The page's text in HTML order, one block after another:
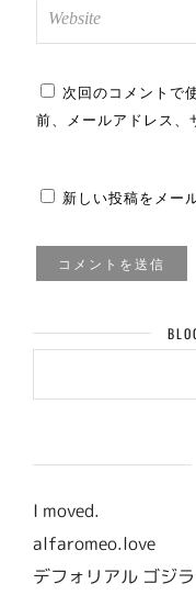
次回のコメントで
前、メールアドレス、
新しい投稿をメー
検
I moved.
alfaromeo.love
デフォリアル ゴジ